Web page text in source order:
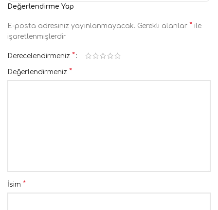
Değerlendirme Yap
E-posta adresiniz yayınlanmayacak. Gerekli alanlar * ile
işaretlenmişlerdir
Derecelendirmeniz *
Değerlendirmeniz *
İsim *